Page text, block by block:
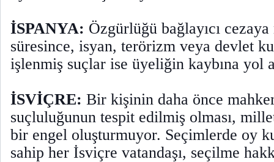
İSPANYA: Özgürlüğü bağlayıcı
süresince, isyan, terörizm veya devlet
işlenmiş suçlar ise üyeliğin kaybına yol
İSVİÇRE: Bir kişinin daha önce
suçluluğunun tespit edilmiş olması,
bir engel oluşturmuyor. Seçimlerde oy
sahip her İsviçre vatandaşı, seçilme